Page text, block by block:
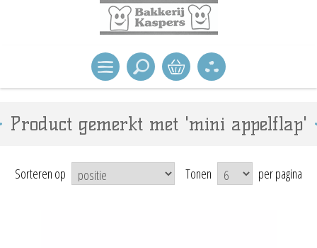
Product gemerkt met 'mini appelflap'
Sorteren op Tonen per pagina